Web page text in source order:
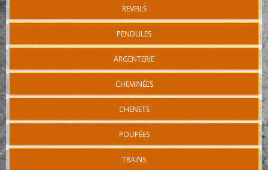
REVEILS
PENDULES
ARGENTERIE
CHEMINÉES
CHENETS
POUPÉES
TRAINS